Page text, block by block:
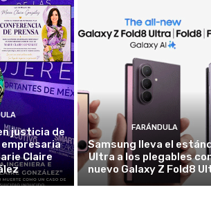
justicia de
Claire
FARÁNDULA
Samsung lleva el
Ultra a los plegables
nuevo Galaxy Z Fold8